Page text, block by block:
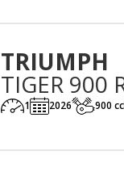
TRIUMPH
TIGER 900
1 2026 900 cc